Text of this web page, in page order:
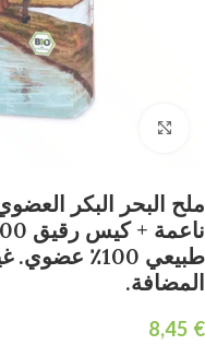
طبيعي 100٪
المضافة.
€